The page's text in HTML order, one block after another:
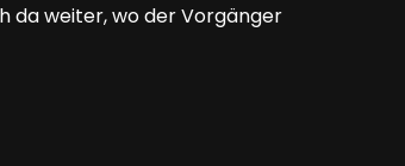
da weiter, wo der Vorgänger